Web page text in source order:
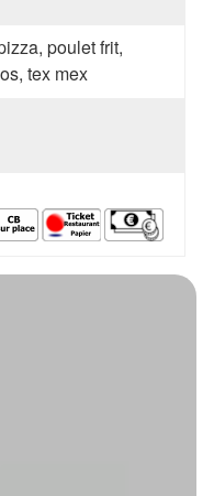
poulet frit,
tex mex